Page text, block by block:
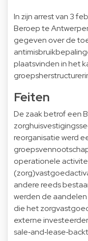
In zijn arrest van 3
Beroep te
gegeven over de
plaatsvinden in het
Feiten
De zaak betrof een
reorganisatie werd
operationele
andere reeds
werden de
die het
externe